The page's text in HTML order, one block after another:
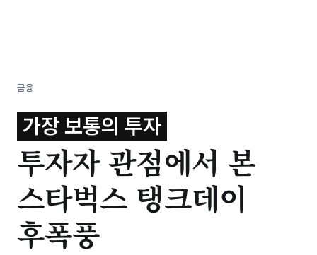
금융
가장 보통의 투자
투자자 관점에서 본
스타벅스 탱크데이
후폭풍